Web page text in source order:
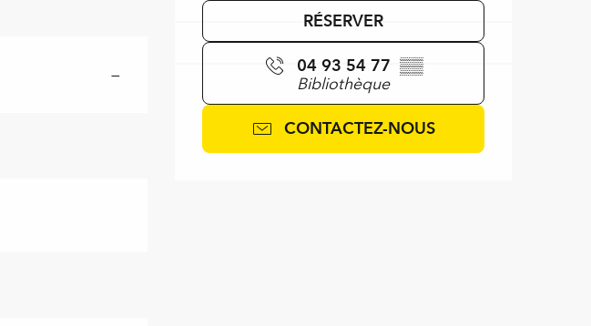
RÉSERVER
04 93 54 77 ▒▒
Bibliothèque
CONTACTEZ-NOUS
—